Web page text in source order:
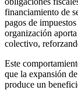
financiamiento de
pagos de
organización
colectivo,
Este
que la expansión
produce un